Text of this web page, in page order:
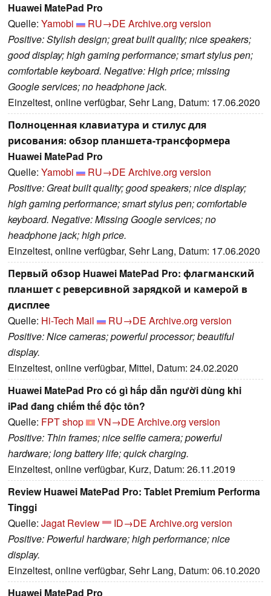
Huawei MatePad Pro
Quelle: Yamobi RU→DE Archive.org version
Positive: Stylish design; great built quality; nice speakers;
good display; high gaming performance; smart stylus pen;
comfortable keyboard. Negative: High price; missing
Google services; no headphone jack.
Einzeltest, online verfügbar, Sehr Lang, Datum: 17.06.2020
Полноценная клавиатура и стилус для
рисования: обзор планшета-трансформера
Huawei MatePad Pro
Quelle: Yamobi RU→DE Archive.org version
Positive: Great built quality; good speakers; nice display;
high gaming performance; smart stylus pen; comfortable
keyboard. Negative: Missing Google services; no
headphone jack; high price.
Einzeltest, online verfügbar, Sehr Lang, Datum: 17.06.2020
Первый обзор Huawei MatePad Pro: флагманский
планшет с реверсивной зарядкой и камерой в
дисплее
Quelle: Hi-Tech Mail RU→DE Archive.org version
Positive: Nice cameras; powerful processor; beautiful
display.
Einzeltest, online verfügbar, Mittel, Datum: 24.02.2020
Huawei MatePad Pro có gì hấp dẫn người dùng khi
iPad đang chiếm thế độc tôn?
Quelle: FPT shop VN→DE Archive.org version
Positive: Thin frames; nice selfie camera; powerful
hardware; long battery life; quick charging.
Einzeltest, online verfügbar, Kurz, Datum: 26.11.2019
Review Huawei MatePad Pro: Tablet Premium Performa
Tinggi
Quelle: Jagat Review ID→DE Archive.org version
Positive: Powerful hardware; high performance; nice
display.
Einzeltest, online verfügbar, Sehr Lang, Datum: 06.10.2020
Huawei MatePad Pro